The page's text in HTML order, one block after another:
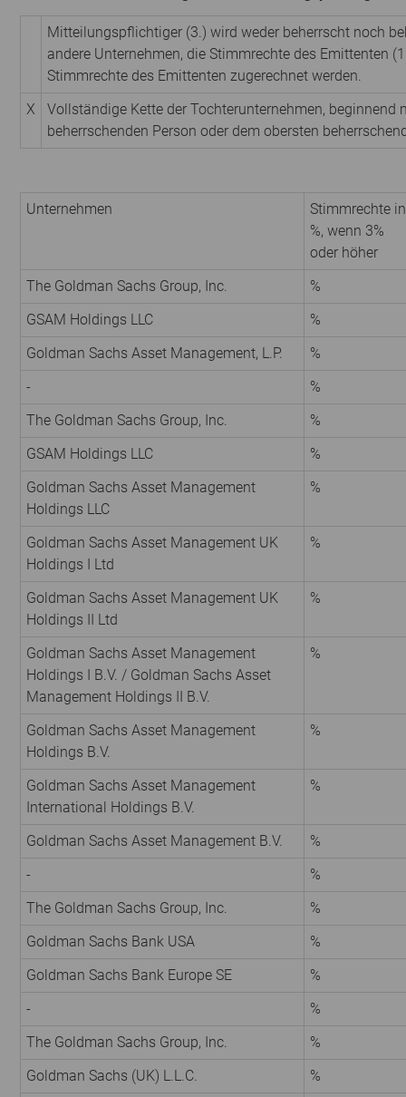
Mitteilungspflichtiger (3.) wird weder beherrscht noch
andere Unternehmen, die Stimmrechte des Emittenten
Stimmrechte des Emittenten zugerechnet werden.
X
Vollständige Kette der Tochterunternehmen, beginnend
beherrschenden Person oder dem obersten
Unternehmen
Stimmrechte in
%, wenn 3%
oder höher
The Goldman Sachs Group, Inc.
%
GSAM Holdings LLC
%
Goldman Sachs Asset Management, L.P.
%
-
%
The Goldman Sachs Group, Inc.
%
GSAM Holdings LLC
%
Goldman Sachs Asset Management
Holdings LLC
%
Goldman Sachs Asset Management UK
Holdings I Ltd
%
Goldman Sachs Asset Management UK
Holdings II Ltd
%
Goldman Sachs Asset Management
Holdings I B.V. / Goldman Sachs Asset
Management Holdings II B.V.
%
Goldman Sachs Asset Management
Holdings B.V.
%
Goldman Sachs Asset Management
International Holdings B.V.
%
Goldman Sachs Asset Management B.V.
%
-
%
The Goldman Sachs Group, Inc.
%
Goldman Sachs Bank USA
%
Goldman Sachs Bank Europe SE
%
-
%
The Goldman Sachs Group, Inc.
%
Goldman Sachs (UK) L.L.C.
%